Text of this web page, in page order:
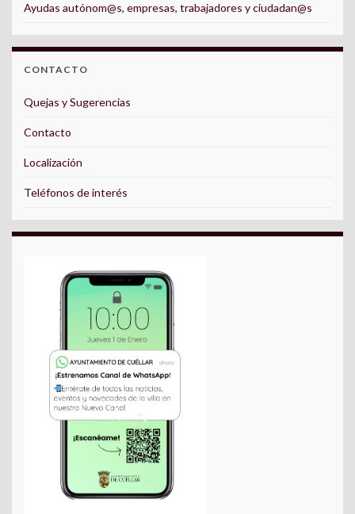
Ayudas autónom@s, empresas, trabajadores y ciudadan@s
CONTACTO
Quejas y Sugerencias
Contacto
Localización
Teléfonos de interés